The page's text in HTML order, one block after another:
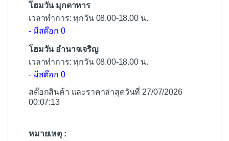
โฮมวัน มุกดาหาร
เวลาทำการ: ทุกวัน 08.00-18.00 น.
- มีสต๊อก 0
โฮมวัน อำนาจเจริญ
เวลาทำการ: ทุกวัน 08.00-18.00 น.
- มีสต๊อก 0
สต๊อกสินค้า และราคาล่าสุดวันที่ 27/07/2026
00:07:13
หมายเหตุ :